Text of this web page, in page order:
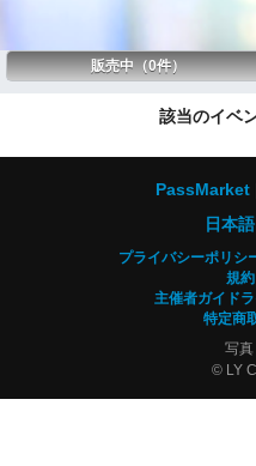
販売中（0件）
該当のイベ
PassMarket
日本語
プライバシーポリシ
規約
主催者ガイド
特定商
写真
© LY